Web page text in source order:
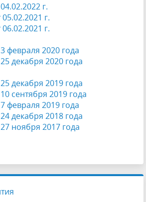
г.
г.
г.
февраля 2020 года
декабря 2020 года
декабря 2019 года
сентября 2019 года
февраля 2019 года
декабря 2018 года
ноября 2017 года